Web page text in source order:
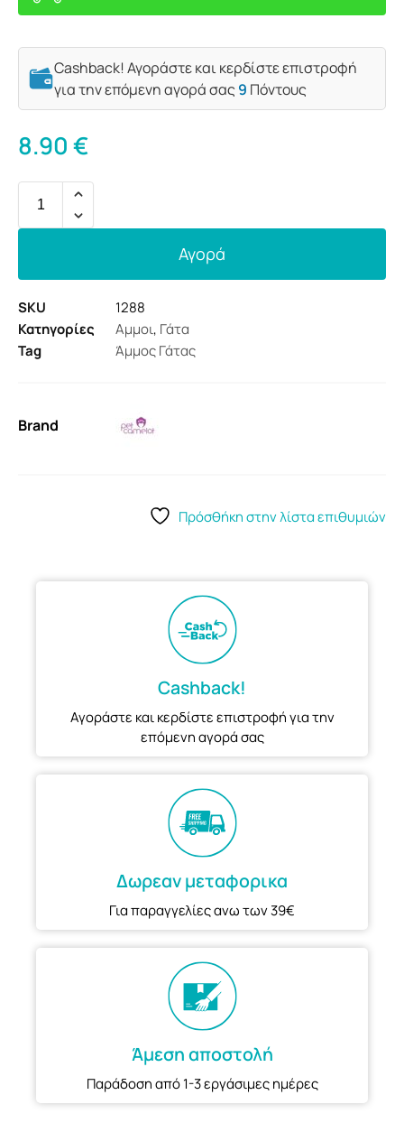
Cashback! Αγοράστε και κερδίστε επιστροφή
για την επόμενη αγορά σας9 Πόντους
8.90€
Αγορά
SKU
1288
Κατηγορίες
Αμμοι, Γάτα
Tag
Άμμος Γάτας
Brand
Πρόσθήκη στην λίστα επιθυμιών
Cashback!
Αγοράστε και κερδίστε επιστροφή για την
επόμενη αγορά σας
Δωρεαν μεταφορικα
Για παραγγελίες ανω των 39€
Άμεση αποστολή
Παράδοση από 1-3 εργάσιμες ημέρες